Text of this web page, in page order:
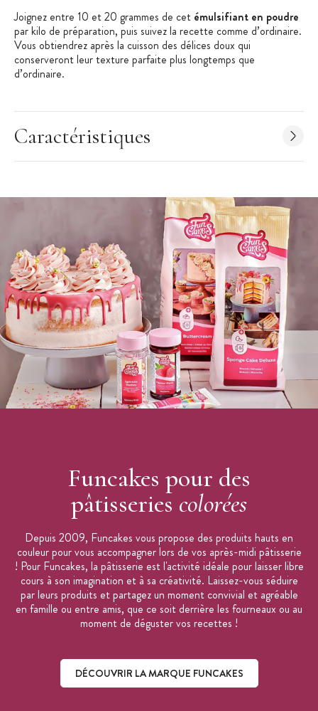
Joignez entre 10 et 20 grammes de cet émulsifiant en poudre
par kilo de préparation, puis suivez la recette comme d’ordinaire.
Vous obtiendrez après la cuisson des délices doux qui
conserveront leur texture parfaite plus longtemps que
d’ordinaire.
Émulsifiant pour pâtisserie
Ingrédients : émulsifiant : E481, stabilisant : E466, E471.
Poids : 250 g
Conditionnement : pot refermable
Conservation : endroit sec entre 12 et 22°C
Améliore la texture des gâteaux
Peut être combiné avec le baking elixir
Marque :Funcakes
Caractéristiques
Funcakes pour des
pâtisseries colorées
Depuis 2009, Funcakes vous propose des produits hauts en
couleur pour vous accompagner lors de vos après-midi pâtisserie
! Pour Funcakes, la pâtisserie est l'activité idéale pour laisser libre
cours à son imagination et à sa créativité. Laissez-vous séduire
par leurs produits et partagez un moment convivial et agréable
en famille ou entre amis, que ce soit derrière les fourneaux ou au
moment de déguster vos recettes !
DÉCOUVRIR LA MARQUE FUNCAKES